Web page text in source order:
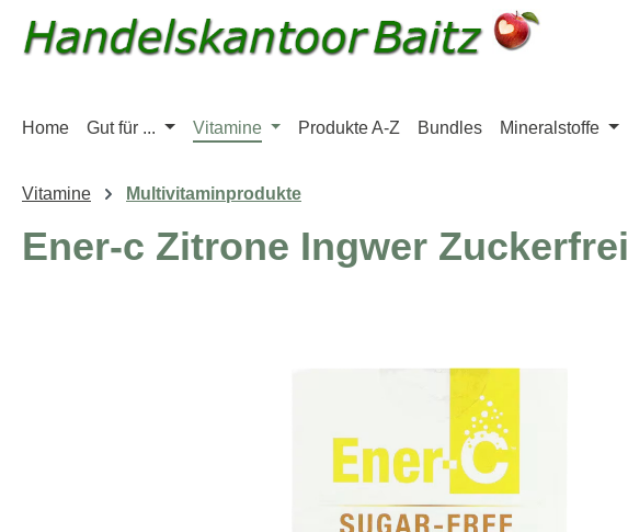
Hauptinhalt springen
Zur Suche springen
Zur Hauptnavigation springen
Home Gut für ... Vitamine Produkte A-Z Bundles Mineralstoffe
Vitamine Multivitaminprodukte
Ener-c Zitrone Ingwer Zuckerfrei